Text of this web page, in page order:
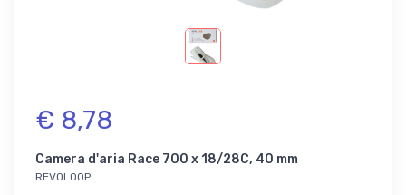
€ 8,78
Camera d'aria Race 700 x 18/28C, 40 mm
REVOLOOP